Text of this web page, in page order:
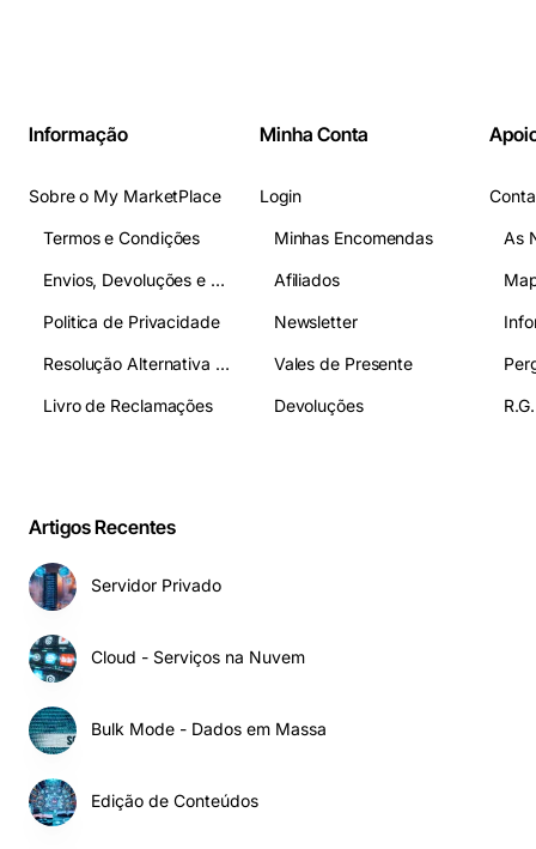
Informação
Sobre o My MarketPlace
Termos e Condições
Envios, Devoluções e Pagamentos
Politica de Privacidade
Resolução Alternativa de Litígios
Livro de Reclamações
Minha Conta
Login
Minhas Encomendas
Afiliados
Newsletter
Vales de Presente
Devoluções
As
Artigos Recentes
Servidor Privado
Cloud - Serviços na Nuvem
Bulk Mode - Dados em Massa
Edição de Conteúdos